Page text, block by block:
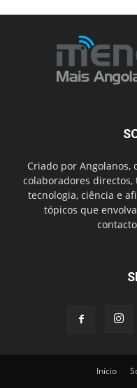
Criado por Angolanos,
colaboradores
tecnologia, ciência e
tópicos que
Início